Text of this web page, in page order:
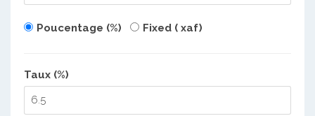
Poucentage (%) Fixed ( xaf)
Taux (%)